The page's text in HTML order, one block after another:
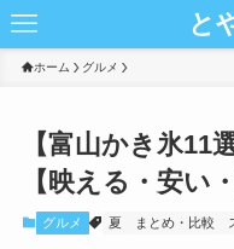
と
ホーム グルメ
【富山かき氷11
【映える・安い
グルメ 夏 まとめ・比較